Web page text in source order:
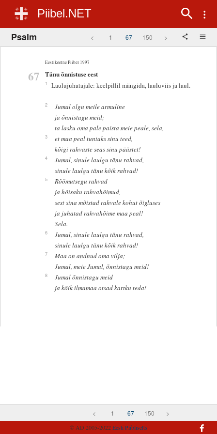
Piibel.NET
Psalm < 1 67 150 >
Eestikeelne Piibel 1997
67 Tänu õnnistuse eest
1 Laulujuhatajale: keelpillil mängida, lauluviis ja laul.
2
Jumal olgu meile armuline
ja õnnistagu meid;
ta lasku oma pale paista meie peale, sela,
3
et maa peal tuntaks sinu teed,
kõigi rahvaste seas sinu päästet!
4
Jumal, sinule laulgu tänu rahvad,
sinule laulgu tänu kõik rahvad!
5
Rõõmutsegu rahvad
ja hõisaku rahvahõimud,
sest sina mõistad rahvale kohut õigluses
ja juhatad rahvahõime maa peal!
Sela.
6
Jumal, sinule laulgu tänu rahvad,
sinule laulgu tänu kõik rahvad!
7
Maa on andnud oma vilja;
Jumal, meie Jumal, õnnistagu meid!
8
Jumal õnnistagu meid
ja kõik ilmamaa otsad kartku teda!
< 1 67 150 >
© AD 2005-2022Eesti Piibliselts